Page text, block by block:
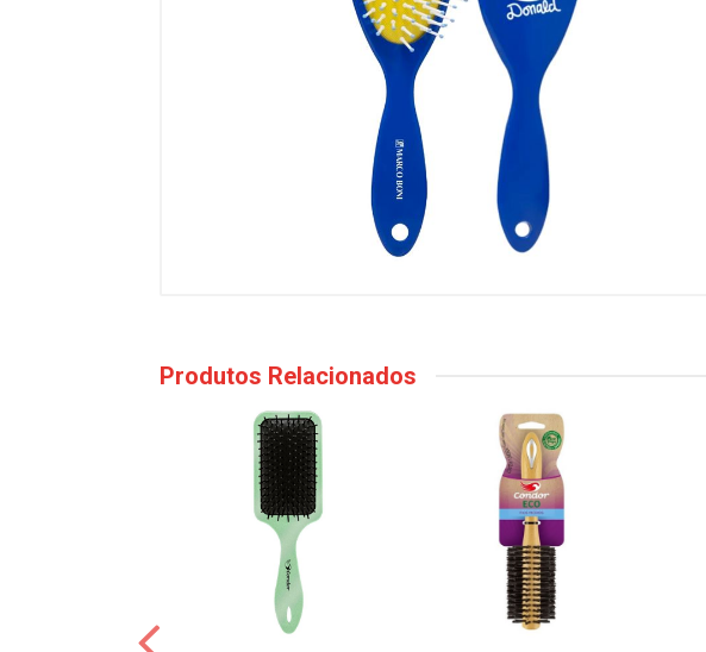
Produtos Relacionados